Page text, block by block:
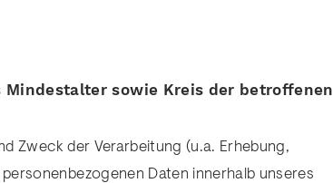
sowie Kreis der betroffenen
Zweck der Verarbeitung (u.a. Erhebung,
Daten innerhalb unseres